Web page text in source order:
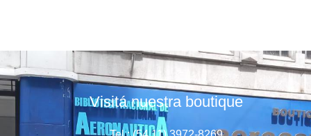
Visitá nuestra boutique